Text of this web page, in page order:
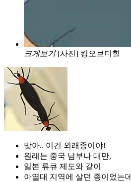
크게보기 [사진] 킹오브더힐
맞아.. 이건 외래종이야!
원래는 중국 남부나 대만,
일본 류큐 제도와 같이
아열대 지역에 살던 종이었는데